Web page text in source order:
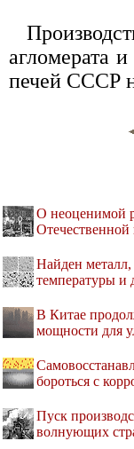
агломерата
печей СССР
О неоценимой
Найден
температуры и
В Китае
мощности для
бороться с
Пуск
волнующих